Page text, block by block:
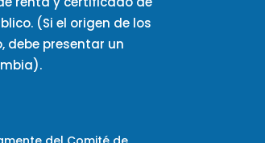
(Si el origen de los
debe presentar un